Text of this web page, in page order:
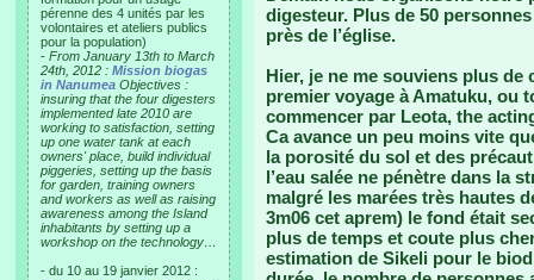
pérenne des 4 unités par les
volontaires et ateliers publics
pour la population)
- From January 13th to March
24th, 2012 : Mission biogas
in Nanumea Objectives :
insuring that the four digesters
implemented late 2010 are
working to satisfaction, setting
up one water tank at each
owners' place, build individual
piggeries, setting up the basis
for garden, training owners
and workers as well as raising
awareness among the Island
inhabitants by setting up a
workshop on the technology…
- du 10 au 19 janvier 2012 :
digesteur. Plus de 50
près de l’église.
Hier, je ne me souviens plus
premier voyage à Amatuku, ou
commencer par Leota, the
Ca avance un peu moins vite
la porosité du sol et des
l’eau salée ne pénètre dans la
malgré les marées très hautes
3m06 cet aprem) le fond était
plus de temps et coute plus
estimation de Sikeli pour le